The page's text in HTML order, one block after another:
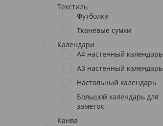
Текстиль
Футболки
Тканевые сумки
Календари
A4 настенный календарь
A3 настенный календарь
Настольный календарь
Большой календарь для
заметок
Канва